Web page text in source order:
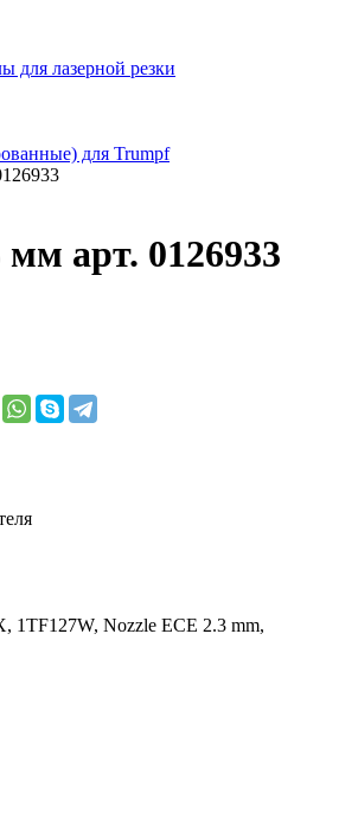
для лазерной резки
для Trumpf
арт. 0126933
1TF127W, Nozzle ECE 2.3 mm,